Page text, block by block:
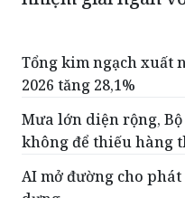
Tổng kim ngạch xuất
Mưa lớn diện rộng,
không để thiếu hàng
AI mở đường cho
dựng
Gỡ 'điểm nghẽn' mã